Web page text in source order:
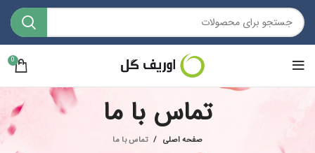
0
تماس با ما
صفحه اصلی تماس با ما